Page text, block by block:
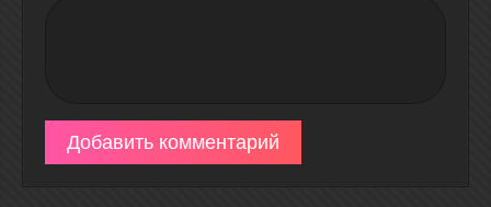
Добавить комментарий